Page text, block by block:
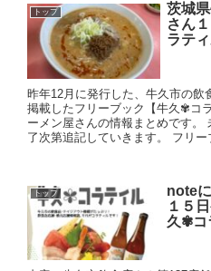
トップ
茨城
さん
ラティ
昨年12月に発行した、牛久市の飲
掲載したフリーブック【牛久✾コ
ーメン屋さんの情報まとめです。
了次第追記していきます。 フリー
トップ
note
１５
久✾コ